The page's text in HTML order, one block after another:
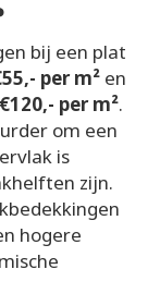
bij een plat
per m² en
per m².
om een
is
zijn.
hogere